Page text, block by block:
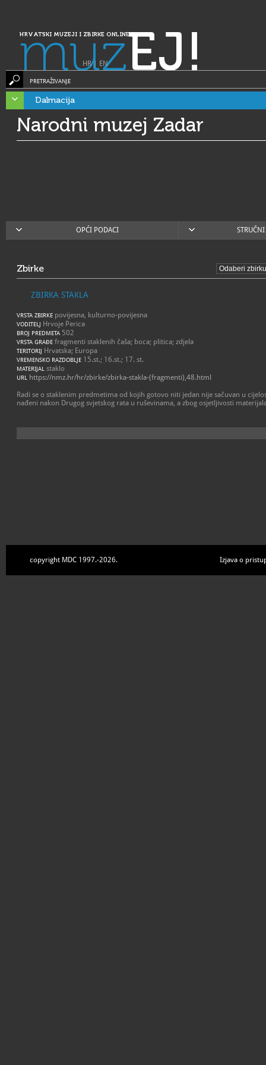
HRVATSKI MUZEJI I ZBIRKE ONLINE
muzEJ!
HR| EN
PRETRAŽIVANJE
Dalmacija
Narodni muzej Zadar
OPĆI PODACI
Zbirke
ZBIRKA STAKLA
VRSTA ZBIRKE povijesna, kulturno-povijesna
VODITELJ Hrvoje Perica
BROJ PREDMETA 502
VRSTA GRAĐE fragmenti staklenih čaša; boca; plitica; zdjela
TERITORIJ Hrvatska; Europa
VREMENSKO RAZDOBLJE 15.st.; 16.st.; 17. st.
MATERIJAL staklo
URL https://nmz.hr/hr/zbirke/zbirka-stakla-(fragmenti),48.html
Radi se o staklenim predmetima od kojih gotovo niti jedan nije sačuvan u
nađeni nakon Drugog svjetskog rata u ruševinama, a zbog osjetljivosti
copyright MDC 1997.-2026. Izjava o